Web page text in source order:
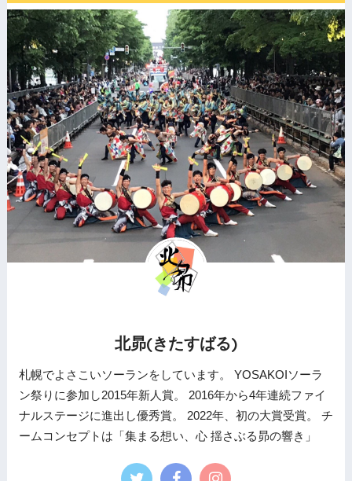
北昴(きたすばる)
札幌でよさこいソーランをしています。 YOSAKOIソーラ
ン祭りに参加し2015年新人賞。 2016年から4年連続ファイ
ナルステージに進出し優秀賞。 2022年、初の大賞受賞。 チ
ームコンセプトは「集まる想い、心 揺さぶる昴の響き」